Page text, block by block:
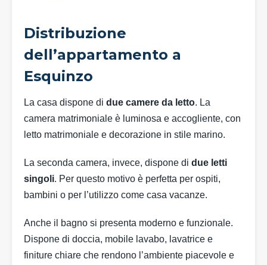
Distribuzione
dell’appartamento a
Esquinzo
La casa dispone di due camere da letto. La
camera matrimoniale è luminosa e accogliente, con
letto matrimoniale e decorazione in stile marino.
La seconda camera, invece, dispone di due letti
singoli. Per questo motivo è perfetta per ospiti,
bambini o per l’utilizzo come casa vacanze.
Anche il bagno si presenta moderno e funzionale.
Dispone di doccia, mobile lavabo, lavatrice e
finiture chiare che rendono l’ambiente piacevole e